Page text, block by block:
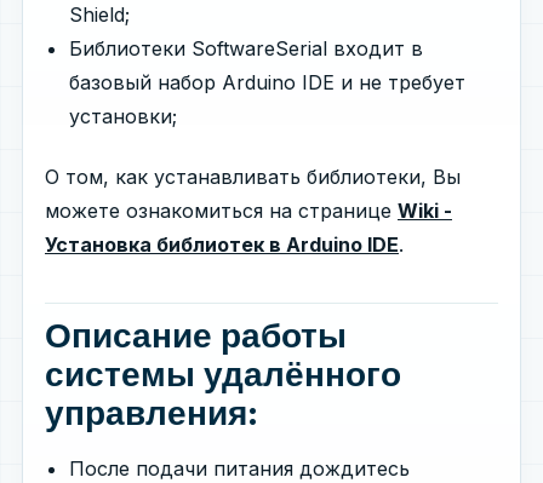
Shield;
Библиотеки SoftwareSerial входит в
базовый набор Arduino IDE и не требует
установки;
О том, как устанавливать библиотеки, Вы
можете ознакомиться на странице Wiki -
Установка библиотек в Arduino IDE.
Описание работы
системы удалённого
управления:
После подачи питания дождитесь